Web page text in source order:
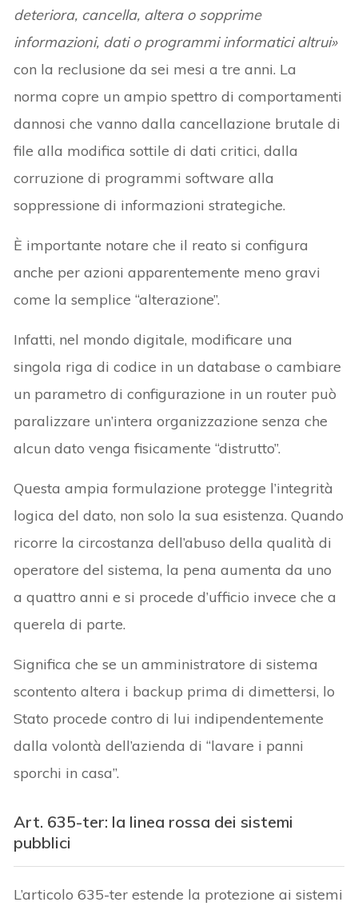
deteriora, cancella, altera o sopprime
informazioni, dati o programmi informatici altrui»
con la reclusione da sei mesi a tre anni. La
norma copre un ampio spettro di comportamenti
dannosi che vanno dalla cancellazione brutale di
file alla modifica sottile di dati critici, dalla
corruzione di programmi software alla
soppressione di informazioni strategiche.
È importante notare che il reato si configura
anche per azioni apparentemente meno gravi
come la semplice “alterazione”.
Infatti, nel mondo digitale, modificare una
singola riga di codice in un database o cambiare
un parametro di configurazione in un router può
paralizzare un’intera organizzazione senza che
alcun dato venga fisicamente “distrutto”.
Questa ampia formulazione protegge l’integrità
logica del dato, non solo la sua esistenza. Quando
ricorre la circostanza dell’abuso della qualità di
operatore del sistema, la pena aumenta da uno
a quattro anni e si procede d’ufficio invece che a
querela di parte.
Significa che se un amministratore di sistema
scontento altera i backup prima di dimettersi, lo
Stato procede contro di lui indipendentemente
dalla volontà dell’azienda di “lavare i panni
sporchi in casa”.
Art. 635-ter: la linea rossa dei sistemi
pubblici
L’articolo 635-ter estende la protezione ai sistemi